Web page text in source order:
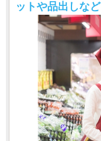
ットや品出しなど